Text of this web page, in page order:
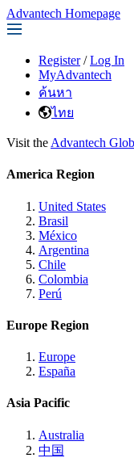
Advantech Homepage
Register / Log In
MyAdvantech
ค้นหา
ไทย
Visit the Advantech
America Region
United States
Brasil
México
Argentina
Chile
Colombia
Perú
Europe Region
Europe
España
Asia Pacific
Australia
中国